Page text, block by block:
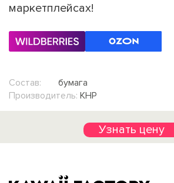
маркетплейсах!
Состав:
бумага
Производитель: КНР
Узнать цену